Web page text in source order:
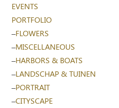
EVENTS
PORTFOLIO
–FLOWERS
–MISCELLANEOUS
–HARBORS & BOATS
–LANDSCHAP & TUINEN
–PORTRAIT
–CITYSCAPE